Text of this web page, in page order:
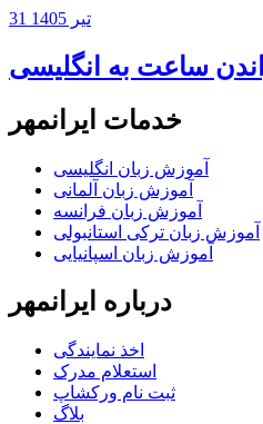
31 تیر 1405
ساعت به انگلیسی
خدمات ایرانمهر
آموزش زبان انگلیسی
آموزش زبان آلمانی
آموزش زبان فرانسه
آموزش زبان ترکی استانبولی
آموزش زبان اسپانیایی
درباره ایرانمهر
اخذ نمايندگی
استعلام مدرک
ثبت نام ورکشاپ
بلاگ